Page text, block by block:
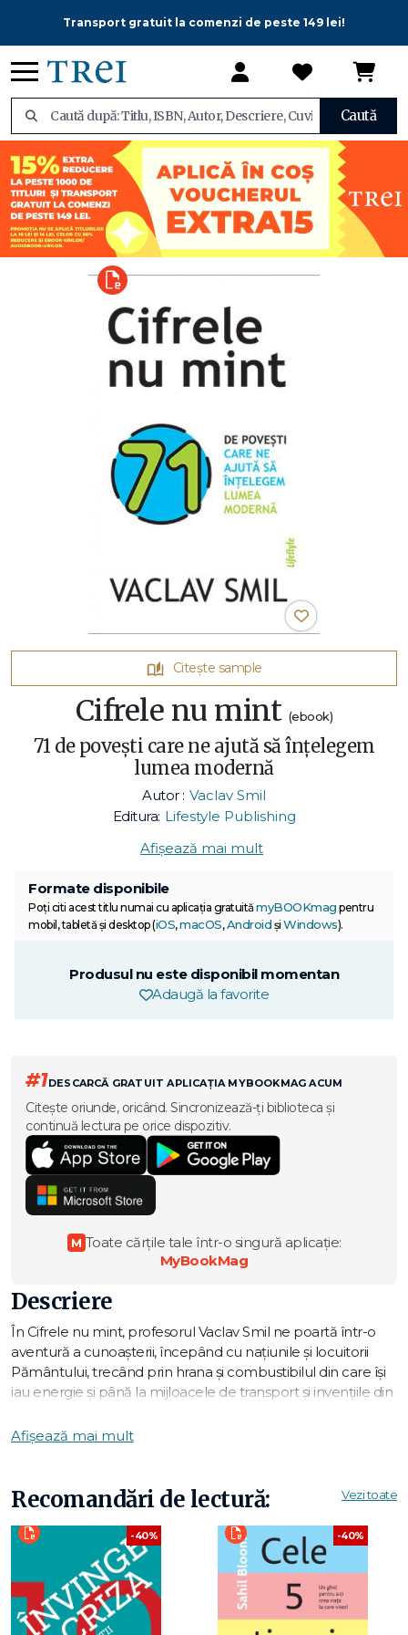
Transport gratuit la comenzi de peste 149 lei!
Caută
Citește sample
Cifrele nu mint (ebook)
71 de povești care ne ajută să înțelegem
lumea modernă
Autor : Vaclav Smil
Editura: Lifestyle Publishing
Afișează mai mult
Formate disponibile
Poți citi acest titlu numai cu aplicația gratuitămyBOOKmag pentru
mobil, tabletă și desktop (iOS,macOS,Android și Windows).
Produsul nu este disponibil momentan
Adaugă la favorite
#1DESCARCĂ GRATUIT APLICAȚIA MYBOOKMAG ACUM
Citește oriunde, oricând. Sincronizează-ți biblioteca și
continuă lectura pe orice dispozitiv.
M Toate cărțile tale într-o singură aplicație:
MyBookMag
Descriere
În Cifrele nu mint, profesorul Vaclav Smil ne poartă într-o
aventură a cunoașterii, începând cu națiunile și locuitorii
Pământului, trecând prin hrana și combustibilul din care își
iau energie și până la mijloacele de transport și invențiile din
toate acestea asupra planetei.
le avem. El își propune să ne demonstreze importanța
datelor, fiindcă, în definitiv, poate că cifrele nu mint, dar ce
adevăr transmit ele?
„Aștept întotdeauna cu cea mai mare nerăbdare fiecare
carte a lui Vaclav Smil." – Bill Gates
Afișează mai mult
Recomandări de lectură: Vezi toate
-40% -40%